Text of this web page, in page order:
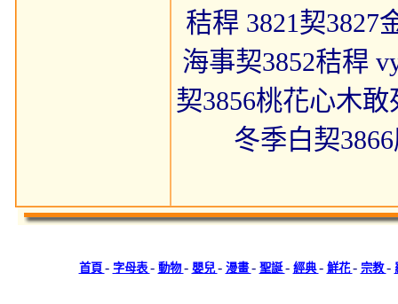
秸稈 3821契3827
海事契3852秸稈
契3856桃花心木
冬季白契
首頁 - 字母表 - 動物- 嬰兒- 漫畫- 聖誕- 經典- 鮮花- 宗教-